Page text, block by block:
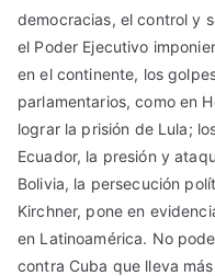
democracias, el control y
el Poder Ejecutivo
en el continente, los
parlamentarios, como en
lograr la prisión de Lula;
Ecuador, la presión y
Bolivia, la persecución
Kirchner, pone en
en Latinoamérica. No
contra Cuba que lleva